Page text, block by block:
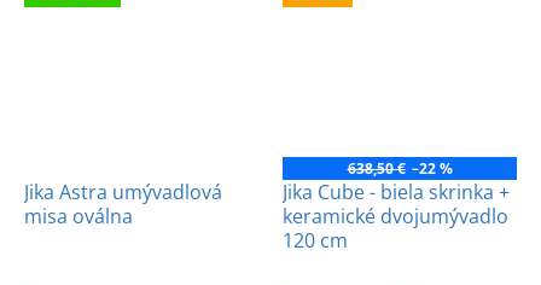
Jika Astra umývadlová
misa oválna
638,50 € –22 %
Jika Cube - biela skrinka +
keramické dvojumývadlo
120 cm